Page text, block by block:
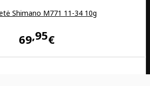
Shimano M771 11-34 10g
69 95€